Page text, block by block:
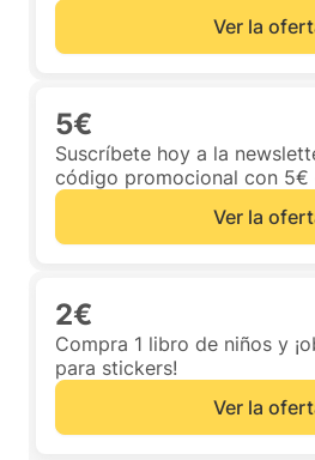
Ver la
5€
Suscríbete hoy a la
código promocional con 5€
Ver la
2€
Compra 1 libro de niños y
para stickers!
Ver la